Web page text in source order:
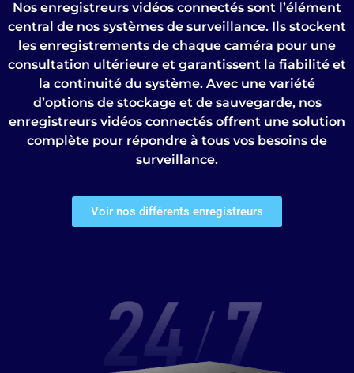
Nos enregistreurs vidéos connectés sont l’élément
central de nos systèmes de surveillance. Ils stockent
les enregistrements de chaque caméra pour une
consultation ultérieure et garantissent la fiabilité et
la continuité du système. Avec une variété
d’options de stockage et de sauvegarde, nos
enregistreurs vidéos connectés offrent une solution
complète pour répondre à tous vos besoins de
surveillance.
Voir nos différents enregistreurs